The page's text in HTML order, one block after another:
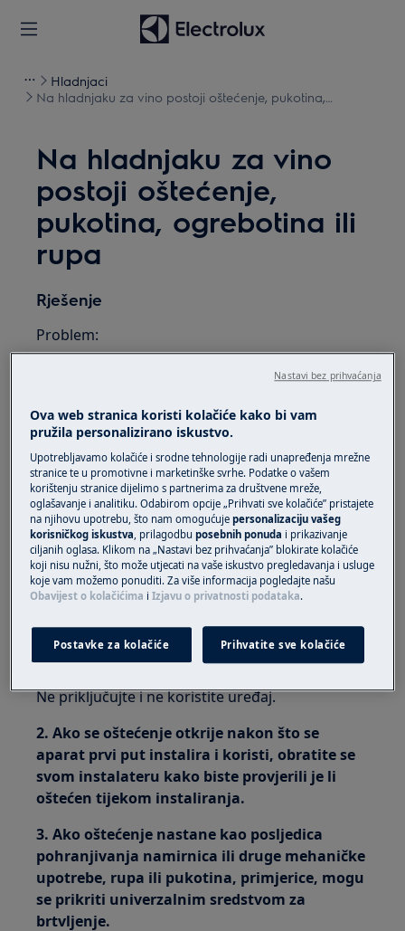
Hladnjaci
Na hladnjaku za vino postoji oštećenje, pukotina,
Na hladnjaku za vino
postoji oštećenje,
pukotina, ogrebotina ili
rupa
Rješenje
Problem:
Zamrzivač / hladnjak / kombinirani
Vrijedi za:
Zamrzivač
Hladnjak
Kombinirani hladnjak
Hladnjak za vino
Rješenje:
1. Ako je oštećenje otkriveno prilikom
svom trgovcu kako bi se utvrdilo je li aparat
oštećen prilikom dostave.
Ne priključujte i ne koristite uređaj.
2. Ako se oštećenje otkrije nakon što se
aparat prvi put instalira i koristi, obratite se
svom instalateru kako biste provjerili je li
oštećen tijekom instaliranja.
3. Ako oštećenje nastane kao posljedica
pohranjivanja namirnica ili druge mehaničke
upotrebe, rupa ili pukotina, primjerice, mogu
se prikriti univerzalnim sredstvom za
brtvljenje.
Ova web stranica koristi kolačiće kako bi vam
pružila personalizirano iskustvo.
Upotrebljavamo kolačiće i srodne tehnologije radi unapređenja mrežne
stranice te u promotivne i marketinške svrhe. Podatke o vašem
korištenju stranice dijelimo s partnerima za društvene mreže,
oglašavanje i analitiku. Odabirom opcije „Prihvati sve kolačiće” pristajete
na njihovu upotrebu, što nam omogućujepersonalizaciju vašeg
korisničkog iskustva, prilagodbuposebnih ponuda i prikazivanje
ciljanih oglasa. Klikom na „Nastavi bez prihvaćanja” blokirate kolačiće
koji nisu nužni, što može utjecati na vaše iskustvo pregledavanja i usluge
koje vam možemo ponuditi. Za više informacija pogledajte našu
Obavijest o kolačićima iIzjavu o privatnosti podataka.
Postavke za kolačiće Prihvatite sve kolačiće
Nastavi bez prihvaćanja